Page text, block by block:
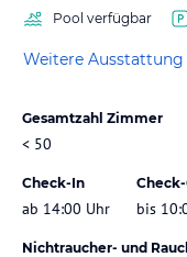
Pool verfügbar
Weitere Ausstattung
Gesamtzahl Zimmer
< 50
Check-In
ab 14:00 Uhr bis
Nichtraucher- und